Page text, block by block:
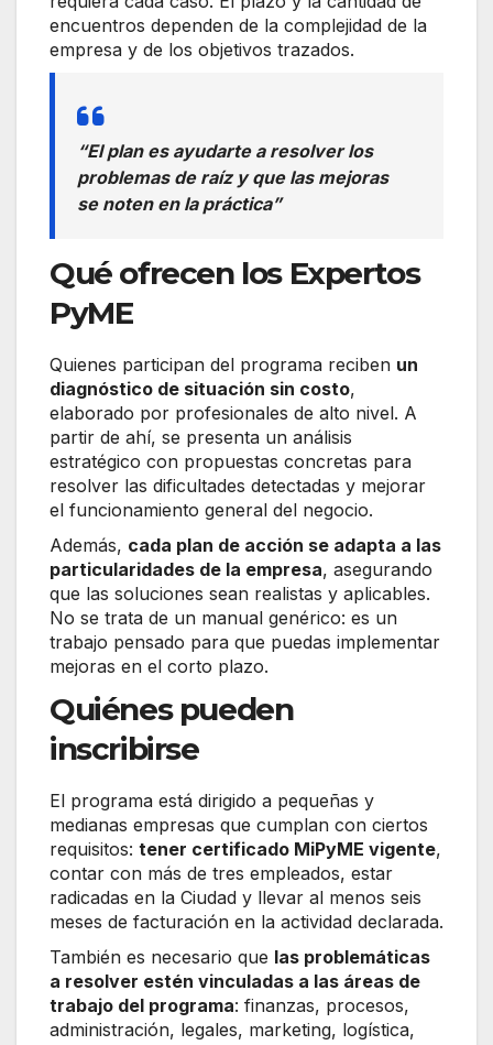
encuentros dependen de la complejidad de la
empresa y de los objetivos trazados.
“El plan es ayudarte a resolver los
problemas de raíz y que las mejoras
se noten en la práctica”
Qué ofrecen los Expertos
PyME
Quienes participan del programa reciben un
diagnóstico de situación sin costo,
elaborado por profesionales de alto nivel. A
partir de ahí, se presenta un análisis
estratégico con propuestas concretas para
resolver las dificultades detectadas y mejorar
el funcionamiento general del negocio.
Además, cada plan de acción se adapta a las
particularidades de la empresa, asegurando
que las soluciones sean realistas y aplicables.
No se trata de un manual genérico: es un
trabajo pensado para que puedas implementar
mejoras en el corto plazo.
Quiénes pueden
inscribirse
El programa está dirigido a pequeñas y
medianas empresas que cumplan con ciertos
requisitos: tener certificado MiPyME vigente,
contar con más de tres empleados, estar
radicadas en la Ciudad y llevar al menos seis
meses de facturación en la actividad declarada.
También es necesario que las problemáticas
a resolver estén vinculadas a las áreas de
trabajo del programa: finanzas, procesos,
administración, legales, marketing, logística,